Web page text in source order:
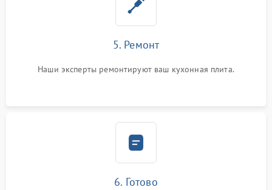
5. Ремонт
Наши эксперты ремонтируют ваш кухонная плита.
6. Готово